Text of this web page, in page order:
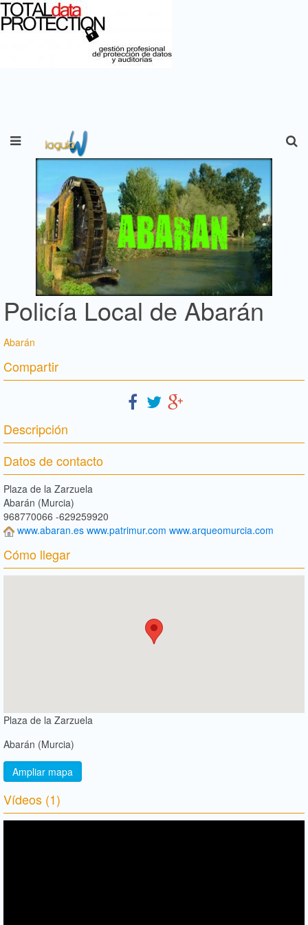
Policía Local de Abarán
Abarán
Compartir
Descripción
Datos de contacto
Plaza de la Zarzuela
Abarán (Murcia)
968770066 -629259920
www.abaran.es www.patrimur.com www.arqueomurcia.com
Cómo llegar
Plaza de la Zarzuela
Abarán (Murcia)
Ampliar mapa
Vídeos (1)